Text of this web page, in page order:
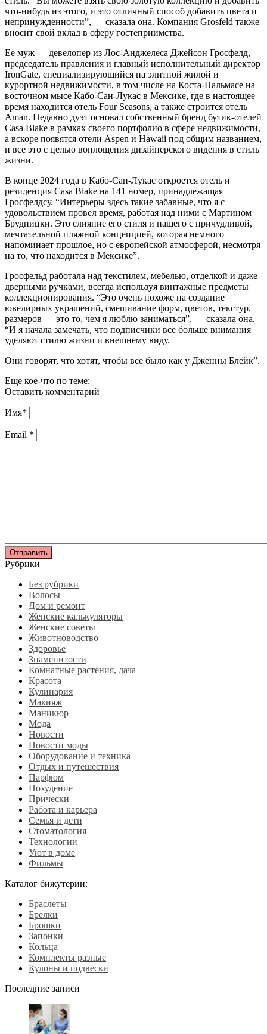
что-нибудь из этого, и это отличный способ добавить цвета и
непринужденности”, — сказала она. Компания Grosfeld также
вносит свой вклад в сферу гостеприимства.
Ее муж — девелопер из Лос-Анджелеса Джейсон Гросфелд,
председатель правления и главный исполнительный директор
IronGate, специализирующийся на элитной жилой и
курортной недвижимости, в том числе на Коста-Пальмасе на
восточном мысе Кабо-Сан-Лукас в Мексике, где в настоящее
время находится отель Four Seasons, а также строится отель
Aman. Недавно дуэт основал собственный бренд бутик-отелей
Casa Blake в рамках своего портфолио в сфере недвижимости,
а вскоре появятся отели Aspen и Hawaii под общим названием,
и все это с целью воплощения дизайнерского видения в стиль
жизни.
В конце 2024 года в Кабо-Сан-Лукас откроется отель и
резиденция Casa Blake на 141 номер, принадлежащая
Гросфелдсу. “Интерьеры здесь такие забавные, что я с
удовольствием провел время, работая над ними с Мартином
Брудницки. Это слияние его стиля и нашего с причудливой,
мечтательной пляжной концепцией, которая немного
напоминает прошлое, но с европейской атмосферой, несмотря
на то, что находится в Мексике”.
Гросфельд работала над текстилем, мебелью, отделкой и даже
дверными ручками, всегда используя винтажные предметы
коллекционирования. “Это очень похоже на создание
ювелирных украшений, смешивание форм, цветов, текстур,
размеров — это то, чем я люблю заниматься”, — сказала она.
“И я начала замечать, что подписчики все больше внимания
уделяют стилю жизни и внешнему виду.
Они говорят, что хотят, чтобы все было как у Дженны Блейк”.
Еще кое-что по теме:
Оставить комментарий
Имя*
Email *
Рубрики
Без рубрики
Волосы
Дом и ремонт
Женские калькуляторы
Женские советы
Животноводство
Здоровье
Знаменитости
Комнатные растения, дача
Красота
Кулинария
Макияж
Маникюр
Мода
Новости
Новости моды
Оборудование и техника
Отдых и путешествия
Парфюм
Похудение
Прически
Работа и карьера
Семья и дети
Стоматология
Технологии
Уют в доме
Фильмы
Каталог бижутерии:
Браслеты
Брелки
Брошки
Запонки
Кольца
Комплекты разные
Кулоны и подвески
Последние записи